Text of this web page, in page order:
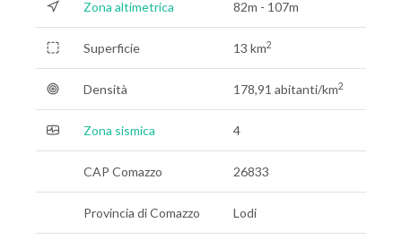
Zona altimetrica 82m - 107m
Superficie 13 km2
Densità 178,91 abitanti/km2
Zona sismica 4
CAP Comazzo 26833
Provincia di Comazzo Lodi